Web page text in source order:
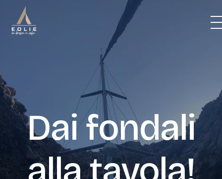
content
ITINERARI
PREZZI
CREW
Dai fondali